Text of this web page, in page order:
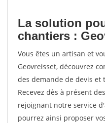
La solution
chantiers :
Vous êtes un artisan et
Geovreisset, découvrez
des demande de devis et
Recevez dès à présent
rejoignant notre service
pourrez ainsi proposer